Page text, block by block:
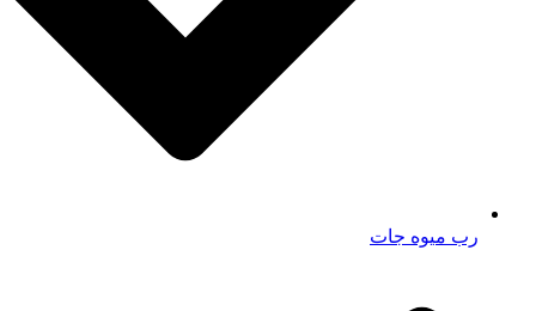
رب میوه جات